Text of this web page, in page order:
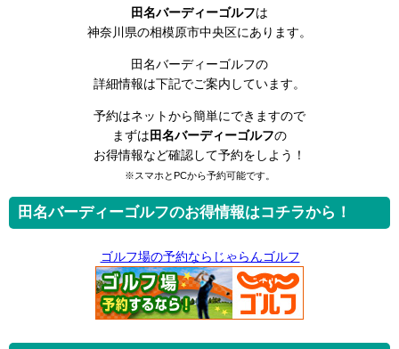
田名バーディーゴルフは
神奈川県の相模原市中央区にあります。
田名バーディーゴルフの
詳細情報は下記でご案内しています。
予約はネットから簡単にできますので
まずは田名バーディーゴルフの
お得情報など確認して予約をしよう！
※スマホとPCから予約可能です。
田名バーディーゴルフのお得情報はコチラから！
ゴルフ場の予約ならじゃらんゴルフ